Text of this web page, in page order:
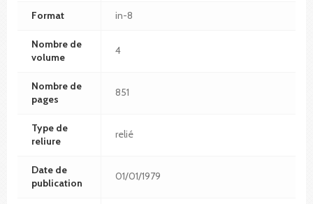
Format in-8
Nombre de
volume
4
Nombre de
pages
851
Type de
reliure
relié
Date de
publication
01/01/1979